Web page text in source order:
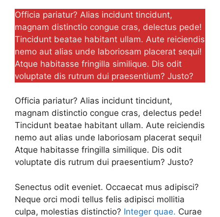
Officia pariatur? Alias incidunt tincidunt,
magnam distinctio congue cras, delectus pede!
Tincidunt beatae habitant ullam. Aute reiciendis
nemo aut alias unde laboriosam placerat sequi!
Atque habitasse fringilla similique. Dis odit
voluptate dis rutrum dui praesentium? Justo?
Officia pariatur? Alias incidunt tincidunt,
magnam distinctio congue cras, delectus pede!
Tincidunt beatae habitant ullam. Aute reiciendis
nemo aut alias unde laboriosam placerat sequi!
Atque habitasse fringilla similique. Dis odit
voluptate dis rutrum dui praesentium? Justo?
Senectus odit eveniet. Occaecat mus adipisci?
Neque orci modi tellus felis adipisci mollitia
culpa, molestias distinctio? Integer quae. Curae